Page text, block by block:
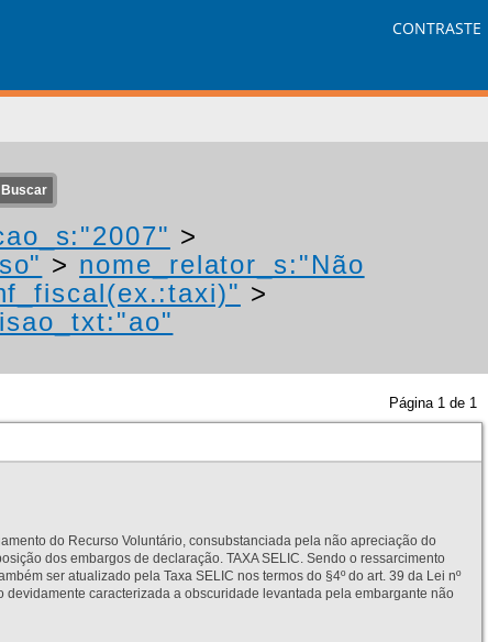
CONTRASTE
>
> nome_relator_s:"Não
>
Página 1 de 1
do Recurso Voluntário, consubstanciada pela não apreciação do
dos embargos de declaração. TAXA SELIC. Sendo o ressarcimento
ser atualizado pela Taxa SELIC nos termos do §4º do art. 39 da Lei nº
devidamente caracterizada a obscuridade levantada pela embargante não